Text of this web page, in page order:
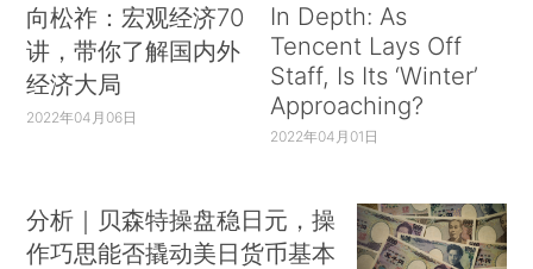
向松祚：宏观经济70
讲，带你了解国内外
经济大局
2022年04月06日
In Depth: As
Tencent Lays Off
Staff, Is Its ‘Winter’
Approaching?
2022年04月01日
分析｜贝森特操盘稳日元，操
作巧思能否撬动美日货币基本